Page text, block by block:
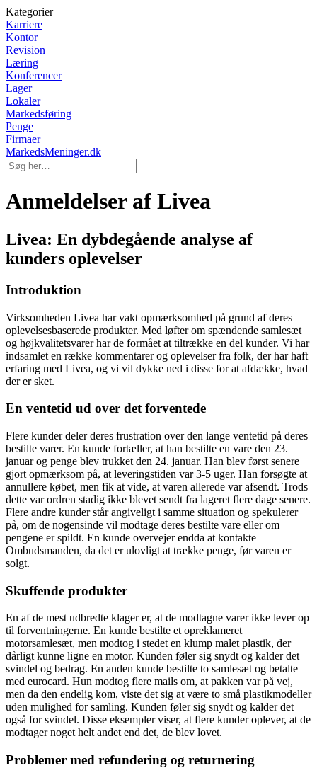
Kategorier
Karriere
Kontor
Revision
Læring
Konferencer
Lager
Lokaler
Markedsføring
Penge
Firmaer
MarkedsMeninger.dk
Anmeldelser af Livea
Livea: En dybdegående analyse af
kunders oplevelser
Introduktion
Virksomheden Livea har vakt opmærksomhed på grund af deres
oplevelsesbaserede produkter. Med løfter om spændende samlesæt
og højkvalitetsvarer har de formået at tiltrække en del kunder. Vi har
indsamlet en række kommentarer og oplevelser fra folk, der har haft
erfaring med Livea, og vi vil dykke ned i disse for at afdække, hvad
der er sket.
En ventetid ud over det forventede
Flere kunder deler deres frustration over den lange ventetid på deres
bestilte varer. En kunde fortæller, at han bestilte en vare den 23.
januar og penge blev trukket den 24. januar. Han blev først senere
gjort opmærksom på, at leveringstiden var 3-5 uger. Han forsøgte at
annullere købet, men fik at vide, at varen allerede var afsendt. Trods
dette var ordren stadig ikke blevet sendt fra lageret flere dage senere.
Flere andre kunder står angiveligt i samme situation og spekulerer
på, om de nogensinde vil modtage deres bestilte vare eller om
pengene er spildt. En kunde overvejer endda at kontakte
Ombudsmanden, da det er ulovligt at trække penge, før varen er
solgt.
Skuffende produkter
En af de mest udbredte klager er, at de modtagne varer ikke lever op
til forventningerne. En kunde bestilte et opreklameret
motorsamlesæt, men modtog i stedet en klump malet plastik, der
dårligt kunne ligne en motor. Kunden føler sig snydt og kalder det
svindel og bedrag. En anden kunde bestilte to samlesæt og betalte
med eurocard. Hun modtog flere mails om, at pakken var på vej,
men da den endelig kom, viste det sig at være to små plastikmodeller
uden mulighed for samling. Kunden føler sig snydt og kalder det
også for svindel. Disse eksempler viser, at flere kunder oplever, at de
modtager noget helt andet end det, de blev lovet.
Problemer med refundering og returnering